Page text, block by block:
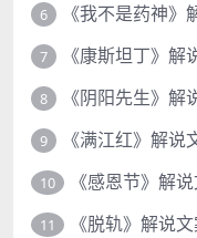
6 《我不是药神》
7 《康斯坦丁》解
8 《阴阳先生》解
9 《满江红》解说
10 《感恩节》解
11 《脱轨》解说